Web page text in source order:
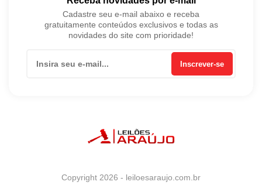
Cadastre seu e-mail abaixo e receba
gratuitamente conteúdos exclusivos e todas as
novidades do site com prioridade!
Inscrever-se
Copyright 2026 - leiloesaraujo.com.br